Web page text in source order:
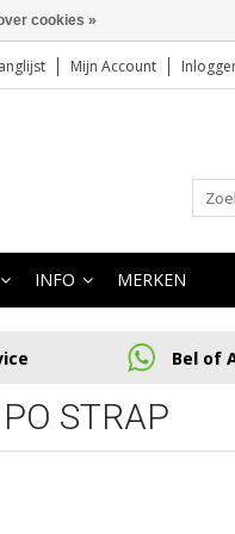
Mijn Account
INFO MERKEN
Bel of
STRAP
cookies »